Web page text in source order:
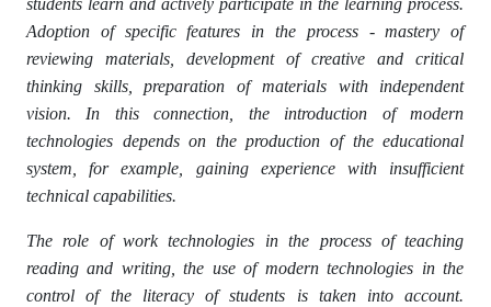
students learn and actively participate in the learning process.
Adoption of specific features in the process - mastery of
reviewing materials, development of creative and critical
thinking skills, preparation of materials with independent
vision. In this connection, the introduction of modern
technologies depends on the production of the educational
system, for example, gaining experience with insufficient
technical capabilities.
The role of work technologies in the process of teaching
reading and writing, the use of modern technologies in the
control of the literacy of students is taken into account.